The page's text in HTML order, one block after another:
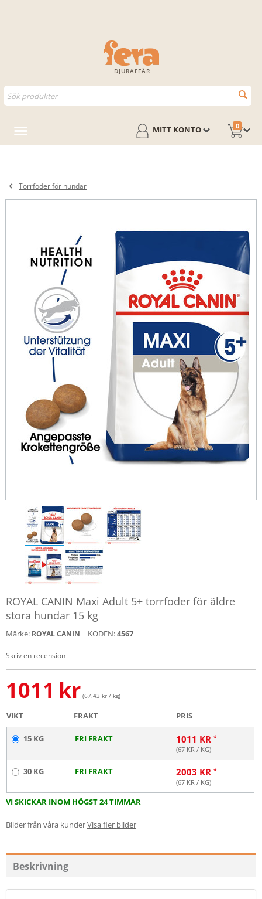
DJURAFFÄR
0
MITT KONTO
Torrfoder för hundar
ROYAL CANIN Maxi Adult 5+ torrfoder för äldre
stora hundar 15 kg
Märke: ROYAL CANIN KODEN:4567
Skriv en recension
1011 kr (67.43 kr / kg)
VIKT FRAKT PRIS
15 KG FRI FRAKT 1011 KR
(67 KR / KG)
30 KG FRI FRAKT 2003 KR
(67 KR / KG)
VI SKICKAR INOM HÖGST 24 TIMMAR
Bilder från våra kunderVisa fler bilder
Beskrivning